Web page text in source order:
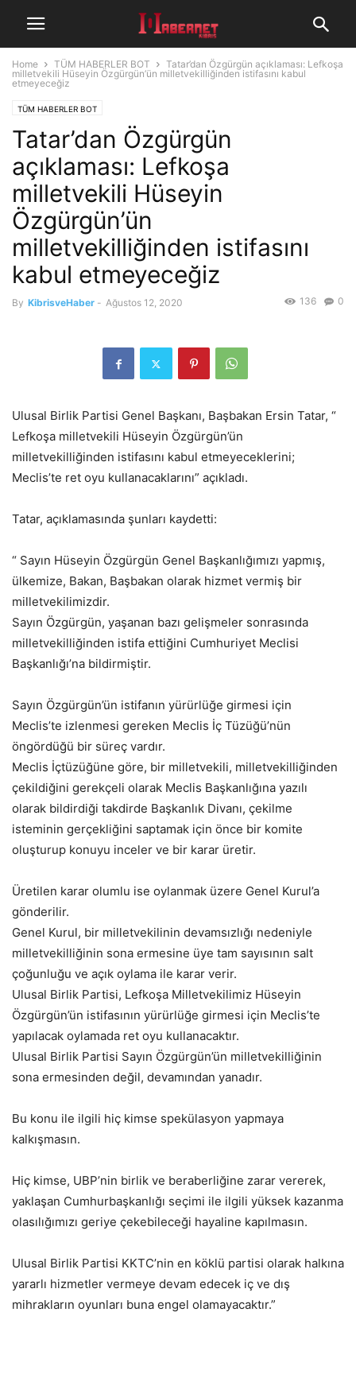
Home TÜM HABERLER BOT
Tatar’dan Özgürgün açıklaması: Lefkoşa
milletvekili Hüseyin Özgürgün’ün milletvekilliğinden istifasını kabul
etmeyeceğiz
TÜM HABERLER BOT
Tatar’dan Özgürgün
açıklaması: Lefkoşa
milletvekili Hüseyin
Özgürgün’ün
milletvekilliğinden istifasını
kabul etmeyeceğiz
By KibrisveHaber - Ağustos 12, 2020 0
136
Ulusal Birlik Partisi Genel Başkanı, Başbakan Ersin Tatar, “
Lefkoşa milletvekili Hüseyin Özgürgün’ün
milletvekilliğinden istifasını kabul etmeyeceklerini;
Meclis’te ret oyu kullanacaklarını” açıkladı.
Tatar, açıklamasında şunları kaydetti:
“ Sayın Hüseyin Özgürgün Genel Başkanlığımızı yapmış,
ülkemize, Bakan, Başbakan olarak hizmet vermiş bir
milletvekilimizdir.
Sayın Özgürgün, yaşanan bazı gelişmeler sonrasında
milletvekilliğinden istifa ettiğini Cumhuriyet Meclisi
Başkanlığı’na bildirmiştir.
Sayın Özgürgün’ün istifanın yürürlüğe girmesi için
Meclis’te izlenmesi gereken Meclis İç Tüzüğü’nün
öngördüğü bir süreç vardır.
Meclis İçtüzüğüne göre, bir milletvekili, milletvekilliğinden
çekildiğini gerekçeli olarak Meclis Başkanlığına yazılı
olarak bildirdiği takdirde Başkanlık Divanı, çekilme
isteminin gerçekliğini saptamak için önce bir komite
oluşturup konuyu inceler ve bir karar üretir.
Üretilen karar olumlu ise oylanmak üzere Genel Kurul’a
gönderilir.
Genel Kurul, bir milletvekilinin devamsızlığı nedeniyle
milletvekilliğinin sona ermesine üye tam sayısının salt
çoğunluğu ve açık oylama ile karar verir.
Ulusal Birlik Partisi, Lefkoşa Milletvekilimiz Hüseyin
Özgürgün’ün istifasının yürürlüğe girmesi için Meclis’te
yapılacak oylamada ret oyu kullanacaktır.
Ulusal Birlik Partisi Sayın Özgürgün’ün milletvekilliğinin
sona ermesinden değil, devamından yanadır.
Bu konu ile ilgili hiç kimse spekülasyon yapmaya
kalkışmasın.
Hiç kimse, UBP’nin birlik ve beraberliğine zarar vererek,
yaklaşan Cumhurbaşkanlığı seçimi ile ilgili yüksek kazanma
olasılığımızı geriye çekebileceği hayaline kapılmasın.
Ulusal Birlik Partisi KKTC’nin en köklü partisi olarak halkına
yararlı hizmetler vermeye devam edecek iç ve dış
mihrakların oyunları buna engel olamayacaktır.”